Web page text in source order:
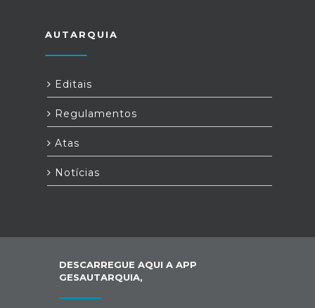
AUTARQUIA
Editais
Regulamentos
Atas
Notícias
DESCARREGUE AQUI A APP
GESAUTARQUIA,